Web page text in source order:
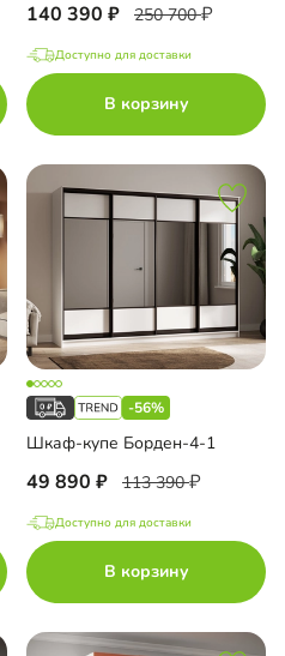
140 390 250 700
Доступно для доставки
В корзину
-56%
Шкаф-купе Борден-4-1
49 890 113 390
Доступно для доставки
В корзину